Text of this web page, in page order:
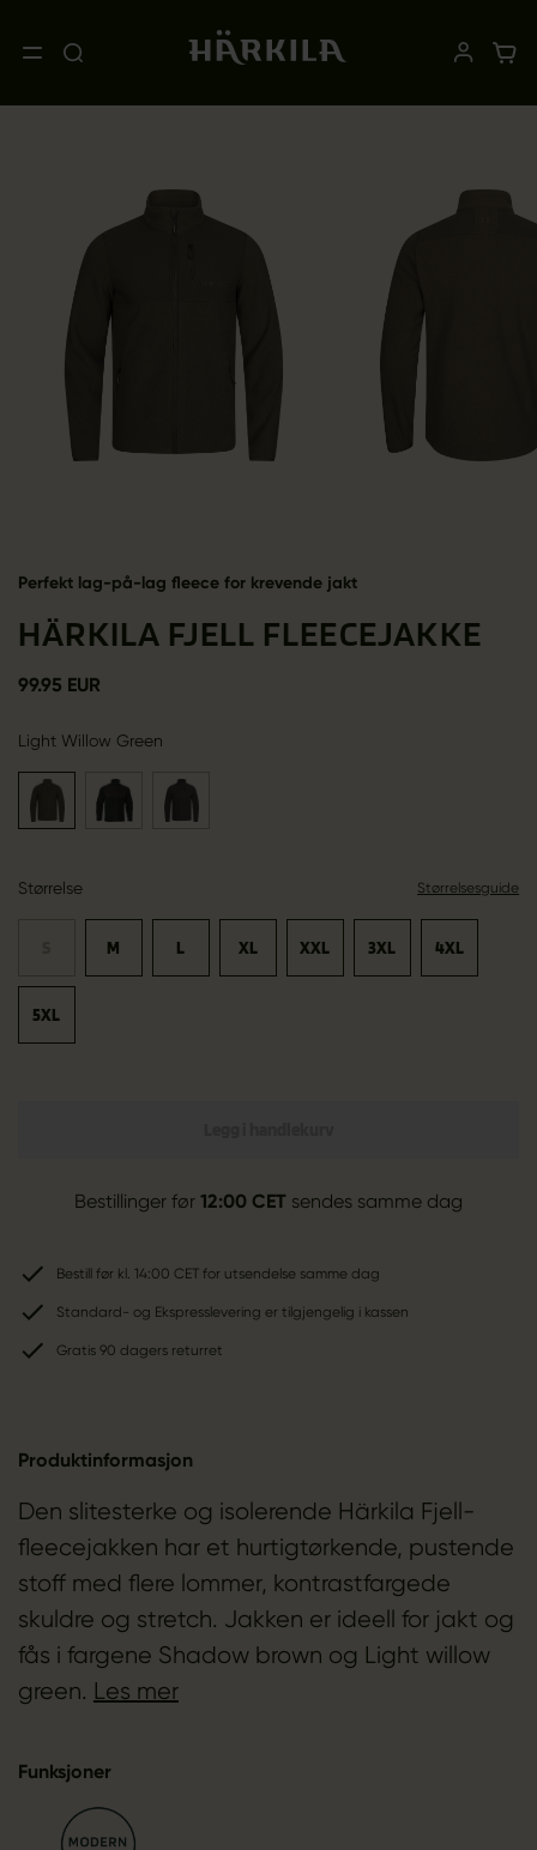
Perfekt lag-på-lag fleece for krevende jakt
HÄRKILA FJELL FLEECEJAKKE
99.95 EUR
Light Willow Green
Størrelse Størrelsesguide
M L XL XXL 3XL 4XL
5XL
Bestillinger før 12:00 CET sendes samme dag
Bestill før kl. 14:00 CET for utsendelse samme dag
Standard- og Ekspresslevering er tilgjengelig i kassen
Gratis 90 dagers returret
Produktinformasjon
Den slitesterke og isolerende Härkila Fjell-
fleecejakken har et hurtigtørkende, pustende
stoff med flere lommer, kontrastfargede
skuldre og stretch. Jakken er ideell for jakt og
fås i fargene Shadow brown og Light willow
green. Les mer
Funksjoner